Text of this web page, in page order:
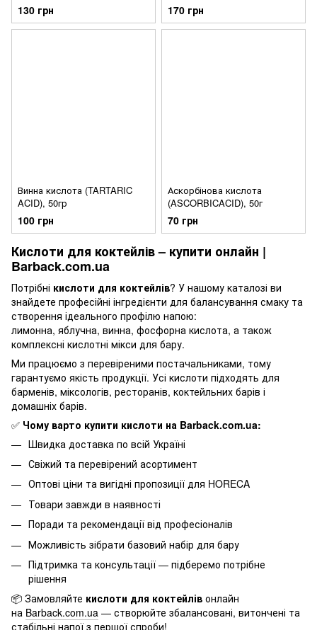
130 грн 170 грн
Винна кислота (TARTARIC
ACID), 50гр
100 грн
Аскорбінова кислота
(ASCORBICACID), 50г
70 грн
Кислоти для коктейлів – купити онлайн |
Barback.com.ua
Потрібні кислоти для коктейлів? У нашому каталозі ви
знайдете професійні інгредієнти для балансування смаку та
створення ідеального профілю напою:
лимонна, яблучна, винна, фосфорна кислота, а також
комплексні кислотні мікси для бару.
Ми працюємо з перевіреними постачальниками, тому
гарантуємо якість продукції. Усі кислоти підходять для
барменів, міксологів, ресторанів, коктейльних барів і
домашніх барів.
✅ Чому варто купити кислоти на Barback.com.ua:
Швидка доставка по всій Україні
Свіжий та перевірений асортимент
Оптові ціни та вигідні пропозиції для HORECA
Товари завжди в наявності
Поради та рекомендації від професіоналів
Можливість зібрати базовий набір для бару
Підтримка та консультації — підберемо потрібне
рішення
📦 Замовляйте кислоти для коктейлів онлайн
на Barback.com.ua — створюйте збалансовані, витончені та
стабільні напої з першої спроби!